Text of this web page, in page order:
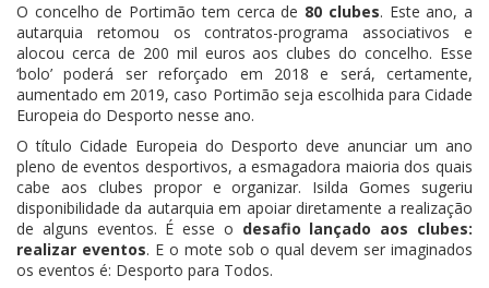
O concelho de Portimão tem cerca de 80 clubes. Este ano, a
autarquia retomou os contratos-programa associativos e
alocou cerca de 200 mil euros aos clubes do concelho. Esse
‘bolo’ poderá ser reforçado em 2018 e será, certamente,
aumentado em 2019, caso Portimão seja escolhida para Cidade
Europeia do Desporto nesse ano.
O título Cidade Europeia do Desporto deve anunciar um ano
pleno de eventos desportivos, a esmagadora maioria dos quais
cabe aos clubes propor e organizar. Isilda Gomes sugeriu
disponibilidade da autarquia em apoiar diretamente a realização
de alguns eventos. É esse o desafio lançado aos clubes:
realizar eventos. E o mote sob o qual devem ser imaginados
os eventos é: Desporto para Todos.